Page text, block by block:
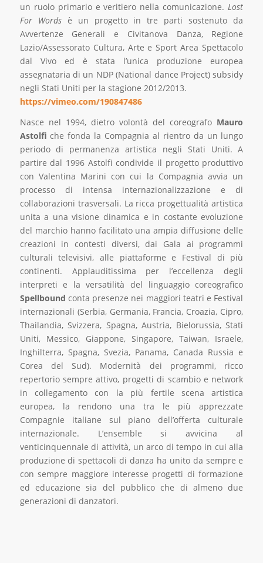
un ruolo primario e veritiero nella comunicazione.Lost
For Wordsè un progetto in tre parti sostenuto da
Avvertenze Generali e Civitanova Danza, Regione
Lazio/Assessorato Cultura, Arte e Sport Area Spettacolo
dal Vivo ed è stata l’unica produzione europea
assegnataria di un NDP (National dance Project) subsidy
negli Stati Uniti per la stagione 2012/2013.
https://vimeo.com/190847486
Nasce nel 1994, dietro volontà del coreografo Mauro
Astolfi che fonda la Compagnia al rientro da un lungo
periodo di permanenza artistica negli Stati Uniti. A
partire dal 1996 Astolfi condivide il progetto produttivo
con Valentina Marini con cui la Compagnia avvia un
processo di intensa internazionalizzazione e di
collaborazioni trasversali. La ricca progettualità artistica
unita a una visione dinamica e in costante evoluzione
del marchio hanno facilitato una ampia diffusione delle
creazioni in contesti diversi, dai Gala ai programmi
culturali televisivi, alle piattaforme e Festival di più
continenti. Applauditissima per l’eccellenza degli
interpreti e la versatilità del linguaggio coreografico
Spellbound conta presenze nei maggiori teatri e Festival
internazionali (Serbia, Germania, Francia, Croazia, Cipro,
Thailandia, Svizzera, Spagna, Austria, Bielorussia, Stati
Uniti, Messico, Giappone, Singapore, Taiwan, Israele,
Inghilterra, Spagna, Svezia, Panama, Canada Russia e
Corea del Sud). Modernità dei programmi, ricco
repertorio sempre attivo, progetti di scambio e network
in collegamento con la più fertile scena artistica
europea, la rendono una tra le più apprezzate
Compagnie italiane sul piano dell’offerta culturale
internazionale. L’ensemble si avvicina al
venticinquennale di attività, un arco di tempo in cui alla
produzione di spettacoli di danza ha unito da sempre e
con sempre maggiore interesse progetti di formazione
ed educazione sia del pubblico che di almeno due
generazioni di danzatori.